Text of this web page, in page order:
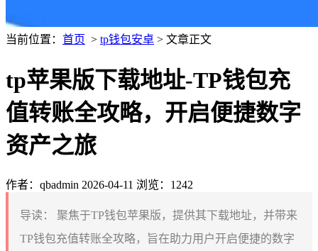
当前位置： 首页 > tp钱包安卓 > 文章正文
tp苹果版下载地址-TP钱包充
值转账全攻略，开启便捷数字
资产之旅
作者：qbadmin 2026-04-11 浏览：1242
导读：
聚焦于TP钱包苹果版，提供其下载地址，并带来
TP钱包充值转账全攻略，旨在助力用户开启便捷的数字